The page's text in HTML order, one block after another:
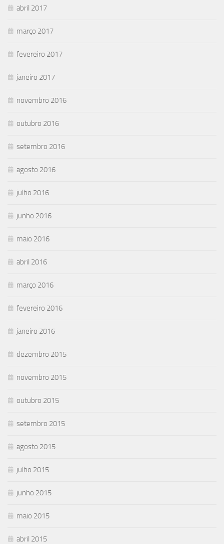
abril 2017
março 2017
fevereiro 2017
janeiro 2017
novembro 2016
outubro 2016
setembro 2016
agosto 2016
julho 2016
junho 2016
maio 2016
abril 2016
março 2016
fevereiro 2016
janeiro 2016
dezembro 2015
novembro 2015
outubro 2015
setembro 2015
agosto 2015
julho 2015
junho 2015
maio 2015
abril 2015